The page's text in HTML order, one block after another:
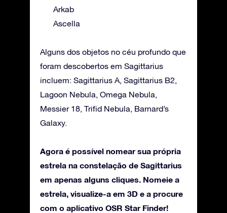
Arkab
Ascella
Alguns dos objetos no céu profundo que
foram descobertos em Sagittarius
incluem: Sagittarius A, Sagittarius B2,
Lagoon Nebula, Omega Nebula,
Messier 18, Trifid Nebula, Barnard’s
Galaxy.
Agora é possível nomear sua própria
estrela na constelação de Sagittarius
em apenas alguns cliques. Nomeie a
estrela, visualize-a em 3D e a procure
com o aplicativo OSR Star Finder!